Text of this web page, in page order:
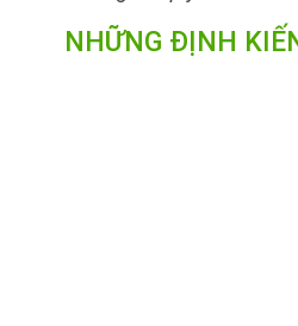
NHỮNG ĐỊNH